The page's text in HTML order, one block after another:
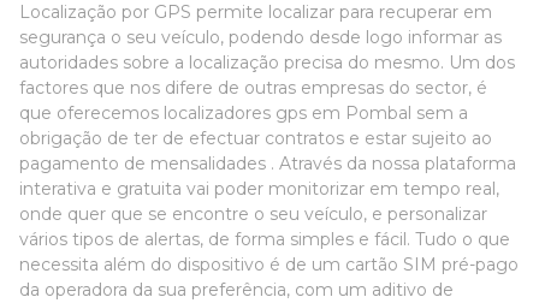
Localização por GPS permite localizar para recuperar em
segurança o seu veículo, podendo desde logo informar as
autoridades sobre a localização precisa do mesmo. Um dos
factores que nos difere de outras empresas do sector, é
que oferecemos localizadores gps em Pombal sem a
obrigação de ter de efectuar contratos e estar sujeito ao
pagamento de mensalidades . Através da nossa plataforma
interativa e gratuita vai poder monitorizar em tempo real,
onde quer que se encontre o seu veículo, e personalizar
vários tipos de alertas, de forma simples e fácil. Tudo o que
necessita além do dispositivo é de um cartão SIM pré-pago
da operadora da sua preferência, com um aditivo de